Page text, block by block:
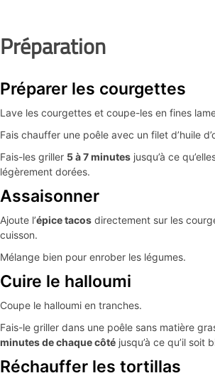
Préparation
Préparer les courgettes
Lave les courgettes et coupe-les en fines
Fais chauffer une poêle avec un filet d’huile
Fais-les griller 5 à 7 minutes jusqu’à ce
légèrement dorées.
Assaisonner
Ajoute l’épice tacos directement sur les
cuisson.
Mélange bien pour enrober les légumes.
Cuire le halloumi
Coupe le halloumi en tranches.
Fais-le griller dans une poêle sans matière
minutes de chaque côté jusqu’à ce qu’il soit
Réchauffer les tortillas